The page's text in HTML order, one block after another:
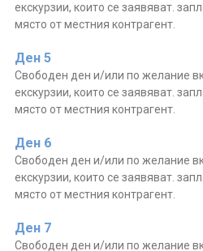
екскурзии, които се заявяват.
място от местния контрагент.
Ден 5
Свободен ден и/или по желание
екскурзии, които се заявяват.
място от местния контрагент.
Ден 6
Свободен ден и/или по желание
екскурзии, които се заявяват.
място от местния контрагент.
Ден 7
Свободен ден и/или по желание